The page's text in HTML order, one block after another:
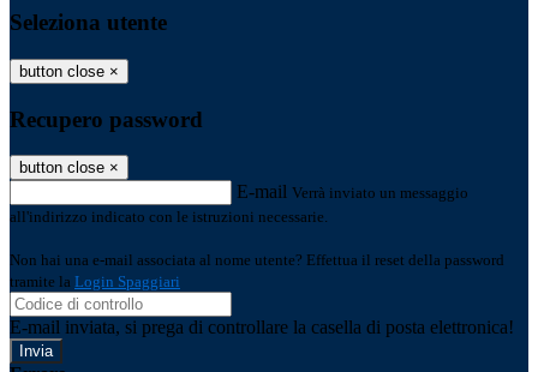
Seleziona utente
button close ×
Recupero password
button close ×
E-mail Verrà inviato un messaggio
all'indirizzo indicato con le istruzioni necessarie.
Non hai una e-mail associata al nome utente? Effettua il reset della password
tramite la Login Spaggiari
E-mail inviata, si prega di controllare la casella di posta elettronica!